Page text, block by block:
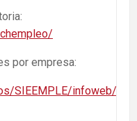
por empresa:
SIEEMPLE/infoweb/